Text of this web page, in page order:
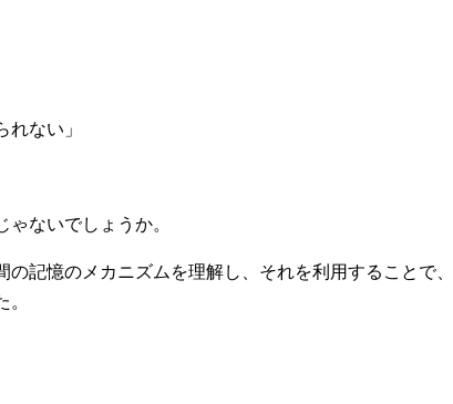
れない」
ないでしょうか。
記憶のメカニズムを理解し、それを利用することで、